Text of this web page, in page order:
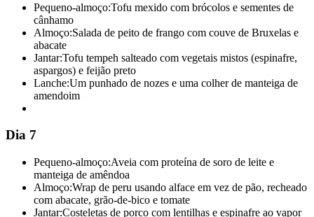
Pequeno-almoço:Tofu mexido com brócolos e sementes de
cânhamo
Almoço:Salada de peito de frango com couve de Bruxelas e
abacate
Jantar:Tofu tempeh salteado com vegetais mistos (espinafre,
aspargos) e feijão preto
Lanche:Um punhado de nozes e uma colher de manteiga de
amendoim
Dia 7
Pequeno-almoço:Aveia com proteína de soro de leite e
manteiga de amêndoa
Almoço:Wrap de peru usando alface em vez de pão, recheado
com abacate, grão-de-bico e tomate
Jantar:Costeletas de porco com lentilhas e espinafre ao vapor